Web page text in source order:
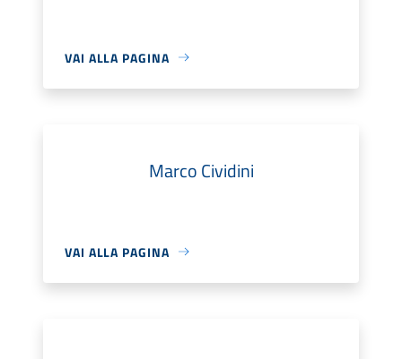
VAI ALLA PAGINA
Marco Cividini
VAI ALLA PAGINA